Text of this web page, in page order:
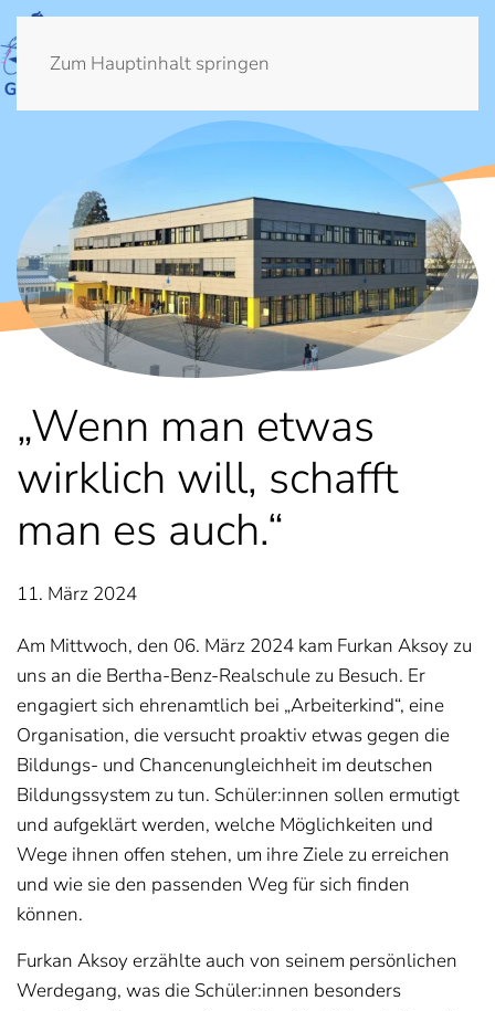
Zum Hauptinhalt springen
„Wenn man etwas
wirklich will, schafft
man es auch.“
11. März 2024
Am Mittwoch, den 06. März 2024 kam Furkan Aksoy zu
uns an die Bertha-Benz-Realschule zu Besuch. Er
engagiert sich ehrenamtlich bei „Arbeiterkind“, eine
Organisation, die versucht proaktiv etwas gegen die
Bildungs- und Chancenungleichheit im deutschen
Bildungssystem zu tun. Schüler:innen sollen ermutigt
und aufgeklärt werden, welche Möglichkeiten und
Wege ihnen offen stehen, um ihre Ziele zu erreichen
und wie sie den passenden Weg für sich finden
können.
Furkan Aksoy erzählte auch von seinem persönlichen
Werdegang, was die Schüler:innen besonders